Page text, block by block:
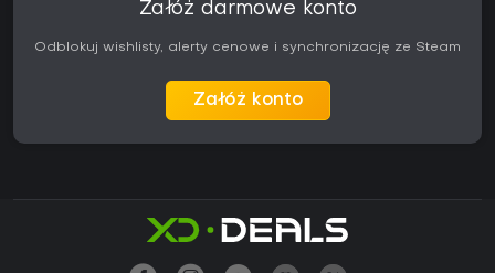
Załóż darmowe konto
Odblokuj wishlisty, alerty cenowe i synchronizację ze Steam
Załóż konto